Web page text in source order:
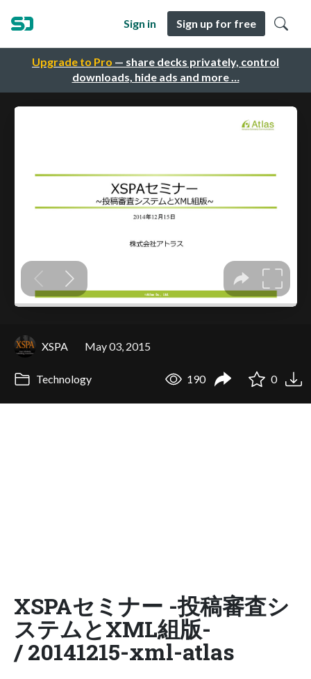
Upgrade to Pro — share decks privately, control
downloads, hide ads and more …
Sign in Sign up for free
XSPA May 03, 2015
Technology 190 0
XSPAセミナー -投稿審査シ
ステムとXML組版-
/ 20141215-xml-atlas